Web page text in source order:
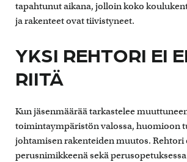
tapahtunut aikana, jolloin koko
ja rakenteet ovat tiivistyneet.
YKSI REHTORI EI
RIITÄ
Kun jäsenmäärää tarkastelee
toimintaympäristön valossa, huomioon
johtamisen rakenteiden muutos. Rehtori
perusnimikkeenä sekä